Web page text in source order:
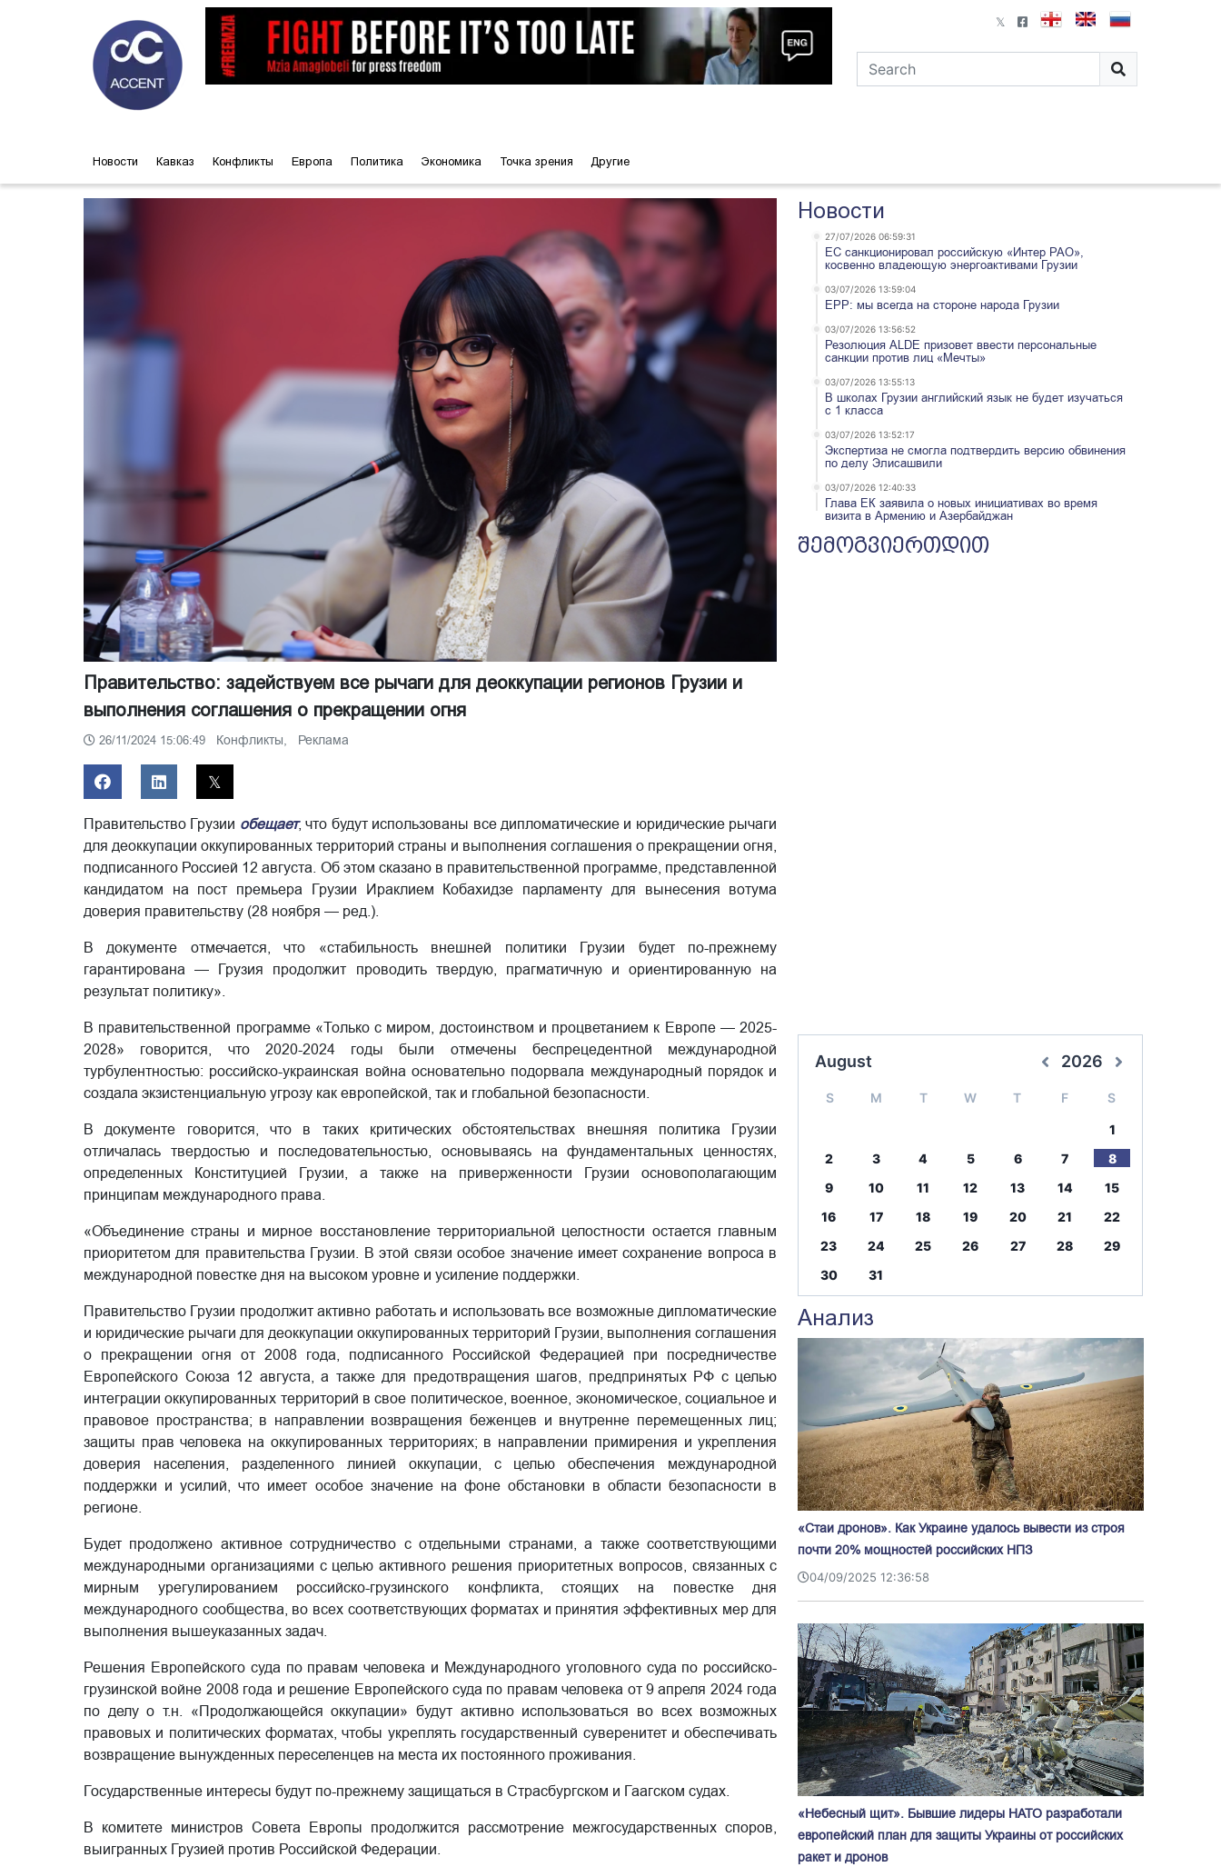
Новости Кавказ Конфликты Европа Политика Экономика Точка зрения Другие
Правительство: задействуем все рычаги для деоккупации регионов Грузии и
выполнения соглашения о прекращении огня
26/11/2024 15:06:49 Конфликты, Реклама
Правительство Грузии обещает, что будут использованы все дипломатические и юридические рычаги
для деоккупации оккупированных территорий страны и выполнения соглашения о прекращении огня,
подписанного Россией 12 августа. Об этом сказано в правительственной программе, представленной
кандидатом на пост премьера Грузии Ираклием Кобахидзе парламенту для вынесения вотума
доверия правительству (28 ноября — ред.).
В документе отмечается, что «стабильность внешней политики Грузии будет по-прежнему
гарантирована — Грузия продолжит проводить твердую, прагматичную и ориентированную на
результат политику».
В правительственной программе «Только с миром, достоинством и процветанием к Европе — 2025-
2028» говорится, что 2020-2024 годы были отмечены беспрецедентной международной
турбулентностью: российско-украинская война основательно подорвала международный порядок и
создала экзистенциальную угрозу как европейской, так и глобальной безопасности.
В документе говорится, что в таких критических обстоятельствах внешняя политика Грузии
отличалась твердостью и последовательностью, основываясь на фундаментальных ценностях,
определенных Конституцией Грузии, а также на приверженности Грузии основополагающим
принципам международного права.
«Объединение страны и мирное восстановление территориальной целостности остается главным
приоритетом для правительства Грузии. В этой связи особое значение имеет сохранение вопроса в
международной повестке дня на высоком уровне и усиление поддержки.
Правительство Грузии продолжит активно работать и использовать все возможные дипломатические
и юридические рычаги для деоккупации оккупированных территорий Грузии, выполнения соглашения
о прекращении огня от 2008 года, подписанного Российской Федерацией при посредничестве
Европейского Союза 12 августа, а также для предотвращения шагов, предпринятых РФ с целью
интеграции оккупированных территорий в свое политическое, военное, экономическое, социальное и
правовое пространства; в направлении возвращения беженцев и внутренне перемещенных лиц;
защиты прав человека на оккупированных территориях; в направлении примирения и укрепления
доверия населения, разделенного линией оккупации, с целью обеспечения международной
поддержки и усилий, что имеет особое значение на фоне обстановки в области безопасности в
регионе.
Будет продолжено активное сотрудничество с отдельными странами, а также соответствующими
международными организациями с целью активного решения приоритетных вопросов, связанных с
мирным урегулированием российско-грузинского конфликта, стоящих на повестке дня
международного сообщества, во всех соответствующих форматах и принятия эффективных мер для
выполнения вышеуказанных задач.
Решения Европейского суда по правам человека и Международного уголовного суда по российско-
грузинской войне 2008 года и решение Европейского суда по правам человека от 9 апреля 2024 года
по делу о т.н. «Продолжающейся оккупации» будут активно использоваться во всех возможных
правовых и политических форматах, чтобы укреплять государственный суверенитет и обеспечивать
возвращение вынужденных переселенцев на места их постоянного проживания.
Государственные интересы будут по-прежнему защищаться в Страсбургском и Гаагском судах.
В комитете министров Совета Европы продолжится рассмотрение межгосударственных споров,
выигранных Грузией против Российской Федерации.
Новости
27/07/2026 06:59:31
ЕС санкционировал российскую «Интер РАО»,
косвенно владеющую энергоактивами Грузии
03/07/2026 13:59:04
EPP: мы всегда на стороне народа Грузии
03/07/2026 13:56:52
Резолюция ALDE призовет ввести персональные
санкции против лиц «Мечты»
03/07/2026 13:55:13
В школах Грузии английский язык не будет изучаться
с 1 класса
03/07/2026 13:52:17
Экспертиза не смогла подтвердить версию обвинения
по делу Элисашвили
03/07/2026 12:40:33
Глава ЕК заявила о новых инициативах во время
визита в Армению и Азербайджан
შემოგვიერთდით
August 2026
S M T W T F S
1
2
3 4 5 6 7
8
9
10 11 12 13 14
15
16
17 18 19 20 21
22
23
24 25 26 27 28
29
30
31
Анализ
«Стаи дронов». Как Украине удалось вывести из строя
почти 20% мощностей российских НПЗ
04/09/2025 12:36:58
«Небесный щит». Бывшие лидеры НАТО разработали
европейский план для защиты Украины от российских
ракет и дронов